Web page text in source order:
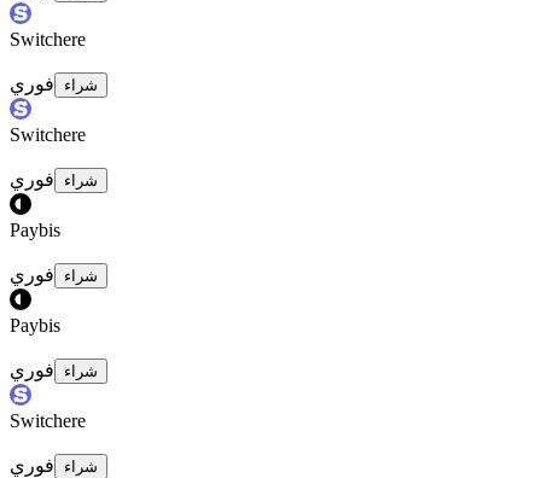
Switchere
فوري شراء
Switchere
فوري شراء
Paybis
فوري شراء
Paybis
فوري شراء
Switchere
فوري شراء